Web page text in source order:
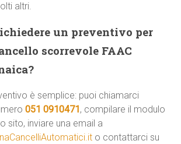
altri.
un preventivo per
scorrevole FAAC
è semplice: puoi chiamarci
051 0910471, compilare il modulo
sito, inviare una email a
o contattarci su